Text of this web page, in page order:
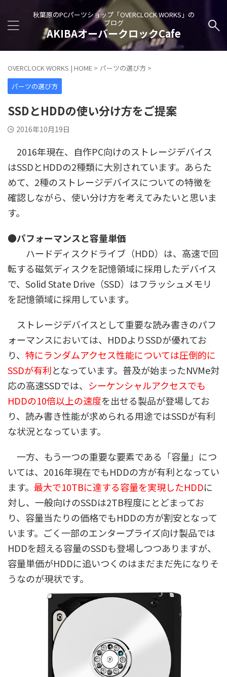
秋葉原のPCパーツショップ「OVERCLOCK WORKS」の
ブログ
AKIBAオーバークロックCafe
OVERCLOCK WORKS | HOME > パーツの選び方 >
パーツの選び方
SSDとHDDの使い分け方をご提案
2016年10月19日
2016年現在、自作PC向けのストレージデバイス
はSSDとHDDの2種類に大別されています。あらた
めて、2種のストレージデバイスについての特徴を
確認しながら、使い分け方を考えてみたいと思いま
す。
●パフォーマンスと容量単価
ハードディスクドライブ（HDD）は、高速で回
転する磁気ディスクを記憶領域に採用したデバイス
で、Solid State Drive（SSD）はフラッシュメモリ
を記憶領域に採用しています。
ストレージデバイスとして重要な読み書きのパフ
ォーマンスにおいては、HDDよりSSDが優れてお
り、 特にランダムアクセス性能については圧倒的に
SSDが有利となっています。普及が始まったNVMe対
応の高速SSDでは、 シーケンシャルアクセスでも
HDDの10倍以上の速度を出せる製品が登場してお
り、読み書き性能が求められる用途ではSSDが有利
な状況となっています。
一方、もう一つの重要な要素である「容量」につ
いては、2016年現在でもHDDの方が有利となってい
ます。 最大で10TBに達する容量を実現したHDDに
対し、一般向けのSSDは2TB程度にとどまってお
り、容量当たりの価格でもHDDの方が割安となって
います。ごく一部のエンタープライズ向け製品では
HDDを超える容量のSSDも登場しつつありますが、
容量単価がHDDに追いつくのはまだまだ先になりそ
うなのが現状です。